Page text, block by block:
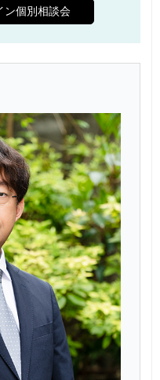
ン個別相談会